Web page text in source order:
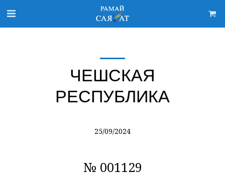
ЧЕШСКАЯ
РЕСПУБЛИКА
25/09/2024
№ 001129